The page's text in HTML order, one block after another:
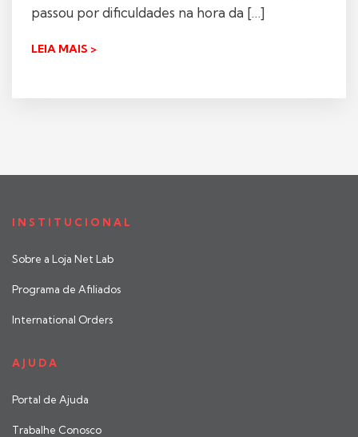
passou por dificuldades na hora da […]
LEIA MAIS >
INSTITUCIONAL
Sobre a Loja Net Lab
Programa de Afiliados
International Orders
AJUDA
Portal de Ajuda
Trabalhe Conosco